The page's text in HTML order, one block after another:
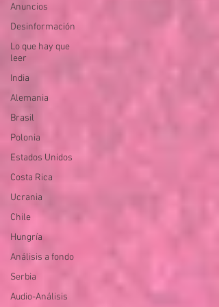
Anuncios
Desinformación
Lo que hay que
leer
India
Alemania
Brasil
Polonia
Estados Unidos
Costa Rica
Ucrania
Chile
Hungría
Análisis a fondo
Serbia
Audio-Análisis